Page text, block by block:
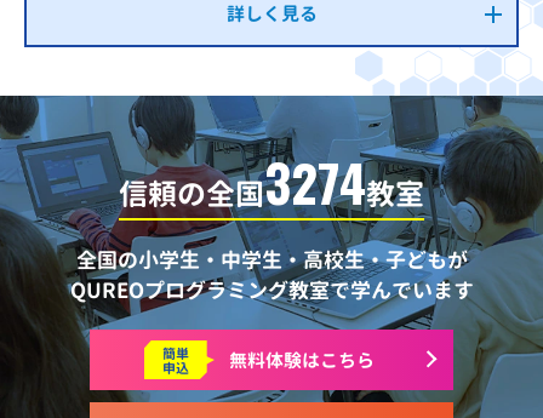
詳しく見る
信頼の全国3274教室
全国の小学生・中学生・高校生・子どもが
QUREOプログラミング教室で学んでいます
簡単
申込 無料体験はこちら